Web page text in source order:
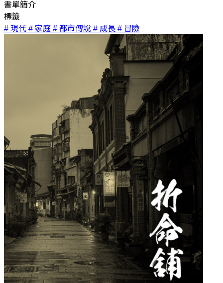
書單簡介
標籤
# 現代 # 家庭 # 都市傳說 # 成長 # 冒險